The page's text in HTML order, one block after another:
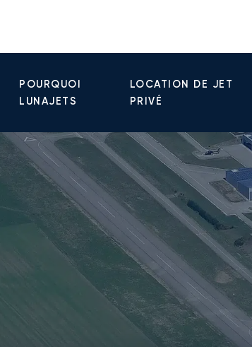
POURQUOI
LUNAJETS
LOCATION DE JET
PRIVÉ